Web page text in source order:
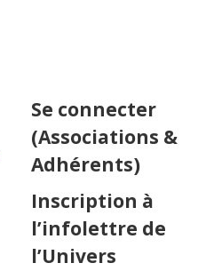
Se connecter
(Associations &
Adhérents)
Inscription à
l’infolettre de
l’Univers